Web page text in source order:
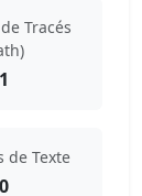
Tracés
1
de Texte
0